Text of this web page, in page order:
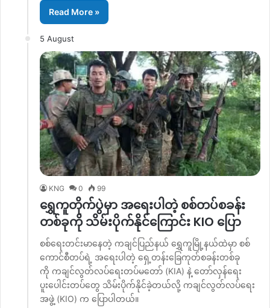
Read More »
5 August
KNG 0 99
ရွှေကူတိုက်ပွဲမှာ အရေးပါတဲ့ စစ်တပ်စခန်း
တစ်ခုကို သိမ်းပိုက်နိုင်ကြောင်း KIO ပြော
စစ်ရေးတင်းမာနေတဲ့ ကချင်ပြည်နယ် ရွှေကူမြို့နယ်ထဲမှာ စစ်
ကောင်စီတပ်ရဲ့ အရေးပါတဲ့ ရှေ့တန်းခြေကုတ်စခန်းတစ်ခု
ကို ကချင်လွတ်လပ်ရေးတပ်မတော် (KIA) နဲ့ တော်လှန်ရေး
ပူးပေါင်းတပ်တွေ သိမ်းပိုက်နိုင်ခဲ့တယ်လို့ ကချင်လွတ်လပ်ရေး
အဖွဲ့ (KIO) က ပြောပါတယ်။